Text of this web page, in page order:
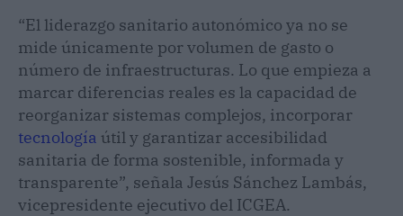
“El liderazgo sanitario autonómico ya no se
mide únicamente por volumen de gasto o
número de infraestructuras. Lo que empieza a
marcar diferencias reales es la capacidad de
reorganizar sistemas complejos, incorporar
tecnología útil y garantizar accesibilidad
sanitaria de forma sostenible, informada y
transparente”, señala Jesús Sánchez Lambás,
vicepresidente ejecutivo del ICGEA.